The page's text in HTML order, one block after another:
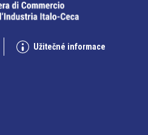
Užitečné informace